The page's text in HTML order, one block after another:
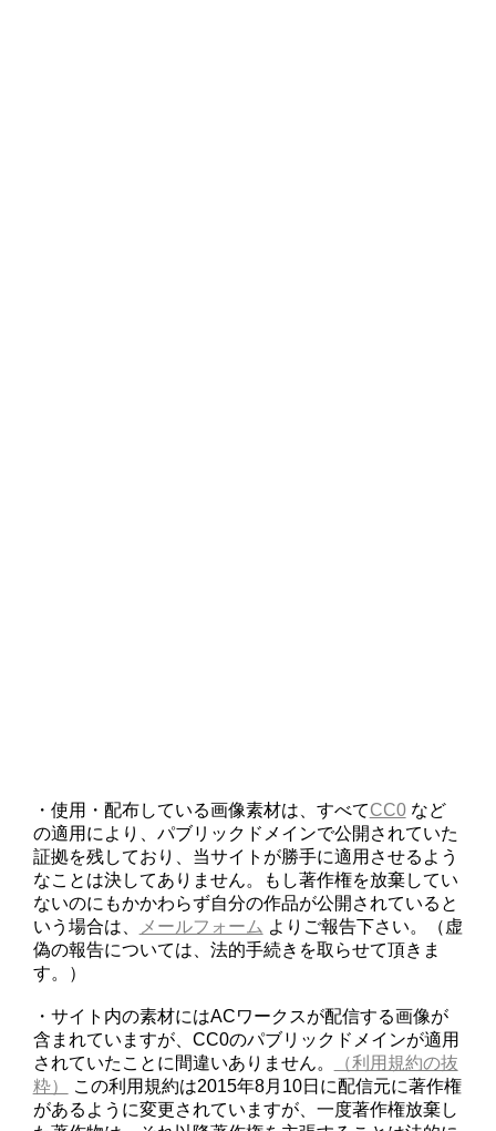
・使用・配布している画像素材は、すべてCC0など
の適用により、パブリックドメインで公開されていた
証拠を残しており、当サイトが勝手に適用させるよう
なことは決してありません。もし著作権を放棄してい
ないのにもかかわらず自分の作品が公開されていると
いう場合は、
メールフォーム よりご報告下さい。（虚
偽の報告については、法的手続きを取らせて頂きま
す。）
・サイト内の素材にはACワークスが配信する画像が
含まれていますが、CC0のパブリックドメインが適用
されていたことに間違いありません。
（利用規約の抜
粋）
この利用規約は2015年8月10日に配信元に著作権
があるように変更されていますが、一度著作権放棄し